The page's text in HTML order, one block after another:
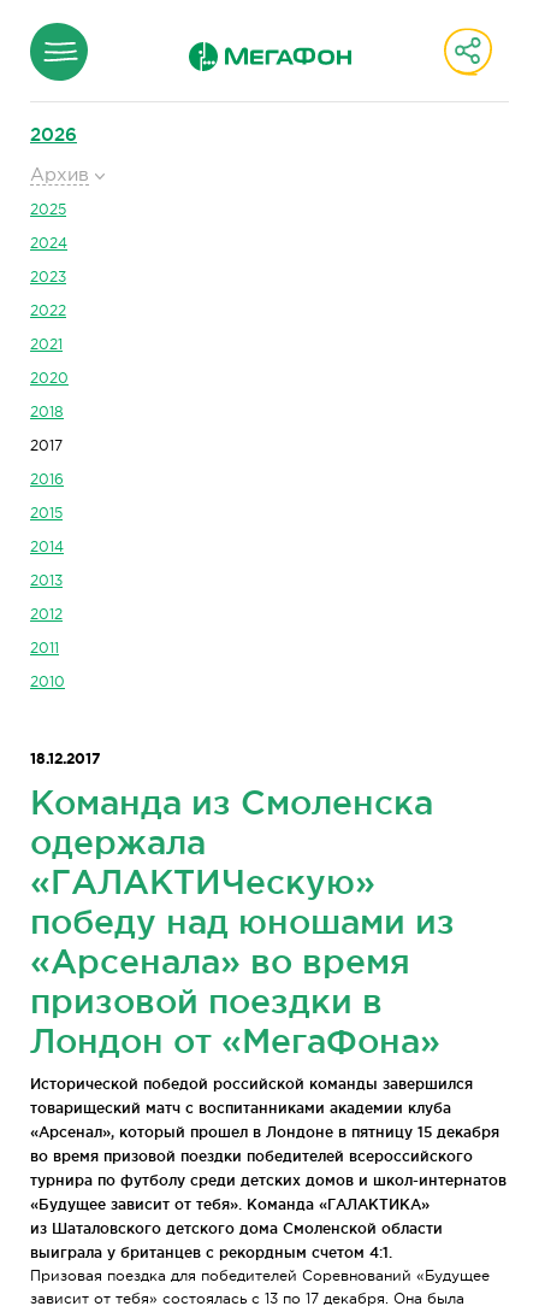
2026
Архив
2025
2024
2023
2022
2021
2020
2018
2017
2016
2015
2014
2013
2012
2011
2010
18.12.2017
Команда из Смоленска
одержала
«ГАЛАКТИЧескую»
победу над юношами из
«Арсенала» во время
призовой поездки в
Лондон от «МегаФона»
Исторической победой российской команды завершился
товарищеский матч c воспитанниками академии клуба
«Арсенал», который прошел в Лондоне в пятницу 15 декабря
во время призовой поездки победителей всероссийского
турнира по футболу среди детских домов и школ-интернатов
«Будущее зависит от тебя». Команда «ГАЛАКТИКА»
из Шаталовского детского дома Смоленской области
выиграла у британцев с рекордным счетом 4:1.
Призовая поездка для победителей Соревнований «Будущее
зависит от тебя» состоялась с 13 по 17 декабря. Она была